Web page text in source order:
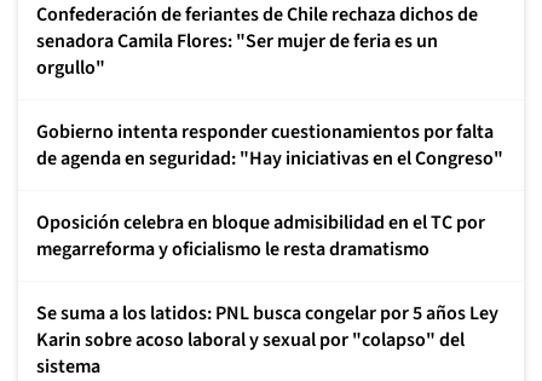
Confederación de feriantes de Chile rechaza dichos de
senadora Camila Flores: "Ser mujer de feria es un
orgullo"
Gobierno intenta responder cuestionamientos por falta
de agenda en seguridad: "Hay iniciativas en el Congreso"
Oposición celebra en bloque admisibilidad en el TC por
megarreforma y oficialismo le resta dramatismo
Se suma a los latidos: PNL busca congelar por 5 años Ley
Karin sobre acoso laboral y sexual por "colapso" del
sistema